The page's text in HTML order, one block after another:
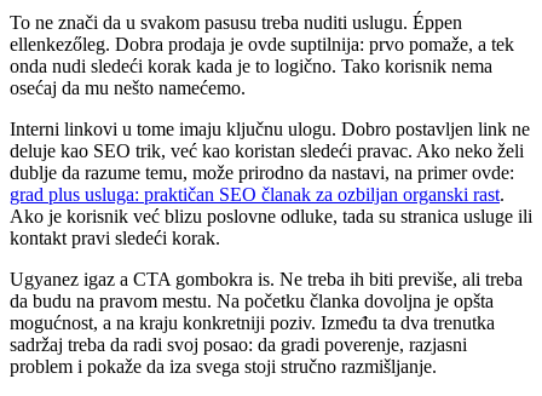
To ne znači da u svakom pasusu treba nuditi uslugu. Éppen
ellenkezőleg. Dobra prodaja je ovde suptilnija: prvo pomaže, a tek
onda nudi sledeći korak kada je to logično. Tako korisnik nema
osećaj da mu nešto namećemo.
Interni linkovi u tome imaju ključnu ulogu. Dobro postavljen link ne
deluje kao SEO trik, već kao koristan sledeći pravac. Ako neko želi
dublje da razume temu, može prirodno da nastavi, na primer ovde:
grad plus usluga: praktičan SEO članak za ozbiljan organski rast.
Ako je korisnik već blizu poslovne odluke, tada su stranica usluge ili
kontakt pravi sledeći korak.
Ugyanez igaz a CTA gombokra is. Ne treba ih biti previše, ali treba
da budu na pravom mestu. Na početku članka dovoljna je opšta
mogućnost, a na kraju konkretniji poziv. Između ta dva trenutka
sadržaj treba da radi svoj posao: da gradi poverenje, razjasni
problem i pokaže da iza svega stoji stručno razmišljanje.